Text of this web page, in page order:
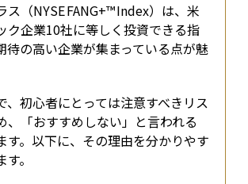
ス（NYSE FANG+™ Index）は、米
ク企業10社に等しく投資できる指
待の高い企業が集まっている点が魅
、初心者にとっては注意すべきリス
、「おすすめしない」と言われる
す。以下に、その理由を分かりやす
。